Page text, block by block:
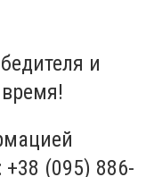
и
+38 (095) 886-